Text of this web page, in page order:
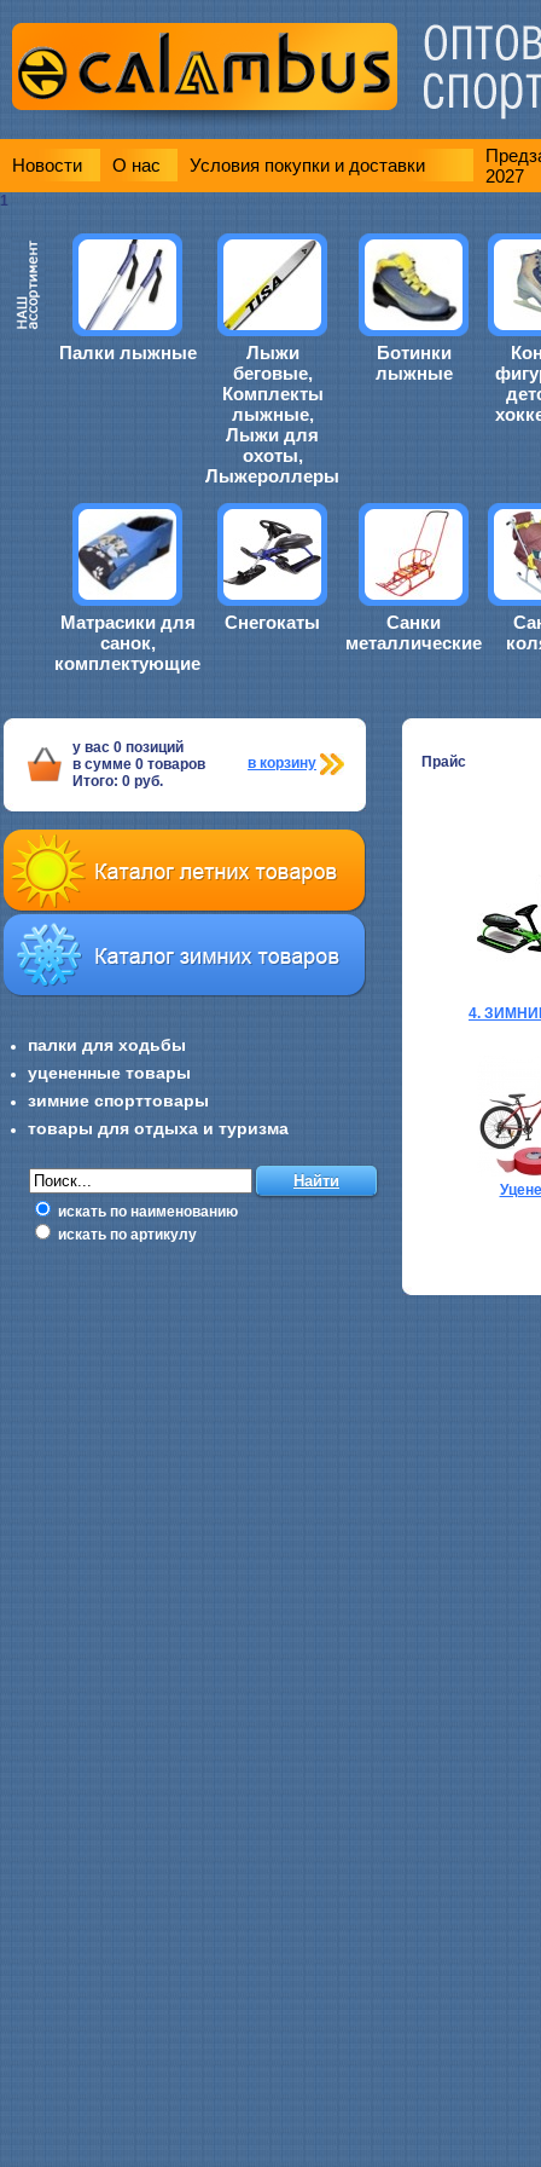
Новости О нас Условия покупки и доставки
2027
1
Палки лыжные
Лыжи
беговые,
Комплекты
лыжные,
Лыжи для
охоты,
Лыжероллеры
Ботинки
лыжные
Матрасики для
санок,
комплектующие
Снегокаты
Санки
металлические
у вас 0 позиций
в сумме 0 товаров
Итого: 0 руб.
в корзину
палки для ходьбы
уцененные товары
зимние спорттовары
товары для отдыха и туризма
искать по наименованию
искать по артикулу
Прайс
4.